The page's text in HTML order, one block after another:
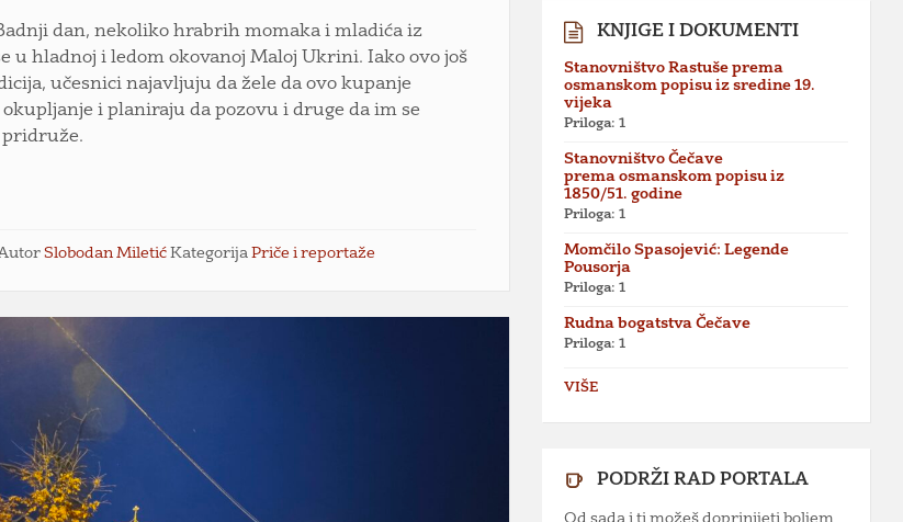
dan, nekoliko hrabrih momaka i mladića iz
u hladnoj i ledom okovanoj Maloj Ukrini. Iako ovo još
učesnici najavljuju da žele da ovo kupanje
i planiraju da pozovu i druge da im se
Slobodan Miletić KategorijaPriče i reportaže
KNJIGE I DOKUMENTI
Stanovništvo Rastuše prema
osmanskom popisu iz sredine 19.
vijeka
Priloga: 1
Stanovništvo Čečave
prema osmanskom popisu iz
1850/51. godine
Priloga: 1
Momčilo Spasojević: Legende
Pousorja
Priloga: 1
Rudna bogatstva Čečave
Priloga: 1
VIŠE
PODRŽI RAD PORTALA
Od sada i ti možeš doprinijeti boljem